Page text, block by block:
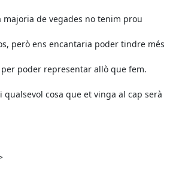
majoria de vegades no tenim prou
però ens encantaria poder tindre més
poder representar allò que fem.
qualsevol cosa que et vinga al cap serà